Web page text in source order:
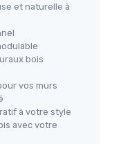
et naturelle à
bois
vos murs
à votre style
avec votre